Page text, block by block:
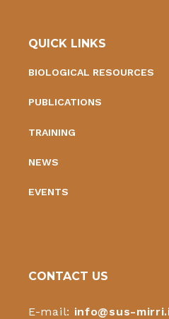
QUICK LINKS
BIOLOGICAL RESOURCES
PUBLICATIONS
TRAINING
NEWS
EVENTS
CONTACT US
E-mail: info@sus-